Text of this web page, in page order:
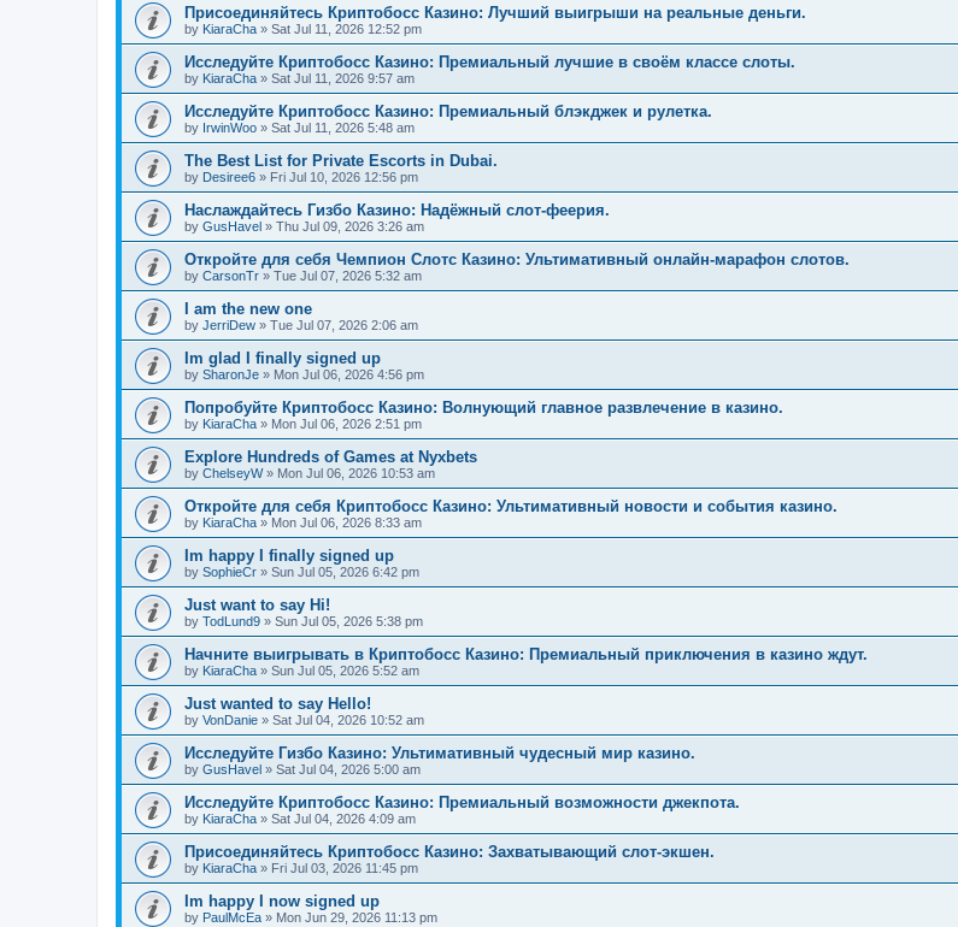
Присоединяйтесь Криптобосс Казино: Лучший выигрыши на реальные деньги.
by KiaraCha » Sat Jul 11, 2026 12:52 pm
Исследуйте Криптобосс Казино: Премиальный лучшие в своём классе слоты.
by KiaraCha » Sat Jul 11, 2026 9:57 am
Исследуйте Криптобосс Казино: Премиальный блэкджек и рулетка.
by IrwinWoo » Sat Jul 11, 2026 5:48 am
The Best List for Private Escorts in Dubai.
by Desiree6 » Fri Jul 10, 2026 12:56 pm
Наслаждайтесь Гизбо Казино: Надёжный слот-феерия.
by GusHavel » Thu Jul 09, 2026 3:26 am
Откройте для себя Чемпион Слотс Казино: Ультимативный онлайн-марафон слотов.
by CarsonTr » Tue Jul 07, 2026 5:32 am
I am the new one
by JerriDew » Tue Jul 07, 2026 2:06 am
Im glad I finally signed up
by SharonJe » Mon Jul 06, 2026 4:56 pm
Попробуйте Криптобосс Казино: Волнующий главное развлечение в казино.
by KiaraCha » Mon Jul 06, 2026 2:51 pm
Explore Hundreds of Games at Nyxbets
by ChelseyW» Mon Jul 06, 2026 10:53 am
Откройте для себя Криптобосс Казино: Ультимативный новости и события казино.
by KiaraCha » Mon Jul 06, 2026 8:33 am
Im happy I finally signed up
by SophieCr » Sun Jul 05, 2026 6:42 pm
Just want to say Hi!
by TodLund9 » Sun Jul 05, 2026 5:38 pm
Начните выигрывать в Криптобосс Казино: Премиальный приключения в казино ждут.
by KiaraCha » Sun Jul 05, 2026 5:52 am
Just wanted to say Hello!
by VonDanie » Sat Jul 04, 2026 10:52 am
Исследуйте Гизбо Казино: Ультимативный чудесный мир казино.
by GusHavel » Sat Jul 04, 2026 5:00 am
Исследуйте Криптобосс Казино: Премиальный возможности джекпота.
by KiaraCha » Sat Jul 04, 2026 4:09 am
Присоединяйтесь Криптобосс Казино: Захватывающий слот-экшен.
by KiaraCha » Fri Jul 03, 2026 11:45 pm
Im happy I now signed up
by PaulMcEa » Mon Jun 29, 2026 11:13 pm